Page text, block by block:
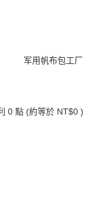
军用帆布包工厂
0 點 (約等於 NT$0 )